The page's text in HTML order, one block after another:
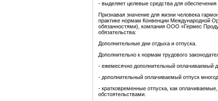
- выделяет целевые средства для обеспечения
Признавая значение для жизни человека
практике нормам Конвенции Международной
обязанностями), компания ООО «Гермес
обязательства:
Дополнительные дни отдыха и отпуска.
Дополнительно к нормам трудового
- ежемесячно дополнительный оплачиваемый
- дополнительный оплачиваемый отпуск
- кратковременные отпуска, как
обстоятельствами.